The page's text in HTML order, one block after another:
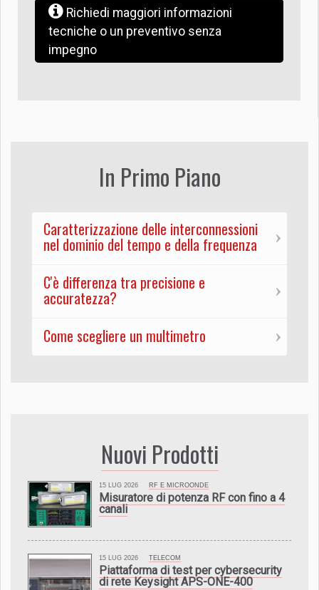
Richiedi maggiori informazioni
tecniche o un preventivo senza
impegno
In Primo Piano
Caratterizzazione delle interconnessioni
nel dominio del tempo e della frequenza
C'è differenza tra precisione e
accuratezza?
Come scegliere un multimetro
Nuovi Prodotti
15 LUG 2026 RF E MICROONDE
Misuratore di potenza RF con fino a 4
canali
15 LUG 2026 TELECOM
Piattaforma di test per cybersecurity
di rete Keysight APS-ONE-400